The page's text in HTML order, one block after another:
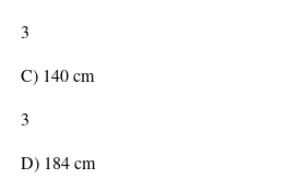
3
C) 140 cm
3
D) 184 cm